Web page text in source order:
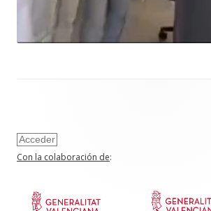
Acceder
Con la colaboración de: